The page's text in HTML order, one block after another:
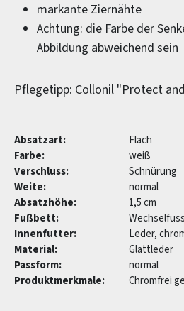
markante Ziernähte
Achtung: die Farbe der
Abbildung abweichend sein
Pflegetipp: Collonil "Protect
Absatzart:
Flach
Farbe:
weiß
Verschluss:
Schnürung
Weite:
normal
Absatzhöhe:
1,5 cm
Fußbett:
Innenfutter:
Leder,
Material:
Glattleder
Passform:
normal
Produktmerkmale:
Chromfrei